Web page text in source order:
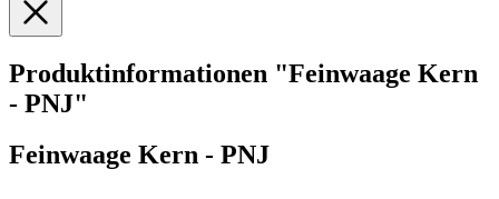
Produktinformationen "Feinwaage Kern
- PNJ"
Feinwaage Kern - PNJ